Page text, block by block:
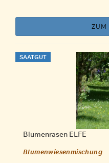
ZUM
SAATGUT
Blumenrasen ELFE
Blumenwiesenmischung